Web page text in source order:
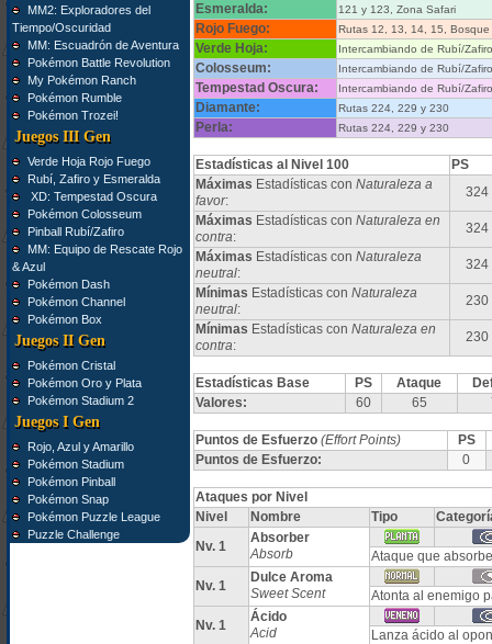
MM2: Exploradores del
Tiempo/Oscuridad
MM: Escuadrón de Aventura
Pokémon Battle Revolution
My Pokémon Ranch
Pokémon Rumble
Pokémon Trozei!
Juegos III Gen
Verde Hoja Rojo Fuego
Rubí, Zafiro y Esmeralda
XD: Tempestad Oscura
Pokémon Colosseum
Pinball Rubí/Zafiro
MM: Equipo de Rescate Rojo
& Azul
Pokémon Dash
Pokémon Channel
Pokémon Box
Juegos II Gen
Pokémon Cristal
Pokémon Oro y Plata
Pokémon Stadium 2
Juegos I Gen
Rojo, Azul y Amarillo
Pokémon Stadium
Pokémon Pinball
Pokémon Snap
Pokémon Puzzle League
Puzzle Challenge
Esmeralda: 121 y 123, Zona Safari
Rojo Fuego: Rutas 12, 13, 14, 15,
Verde Hoja: Intercambiando de Rubí/
Colosseum: Intercambiando de Rubí/
Tempestad Oscura: Intercambiando de Rubí/
Diamante: Rutas 224, 229 y 230
Perla: Rutas 224, 229 y 230
Estadísticas al Nivel 100
PS
Máximas Estadísticas con Naturaleza a
favor:
324
Máximas Estadísticas con Naturaleza en
contra:
324
Máximas Estadísticas con Naturaleza
neutral:
324
Mínimas Estadísticas con Naturaleza
neutral:
230
Mínimas Estadísticas con Naturaleza en
contra:
230
Estadísticas Base PS Ataque
Valores:
60 65
Puntos de Esfuerzo (Effort Points)
PS
Puntos de Esfuerzo:
0
Ataques por Nivel
Nivel
Nombre Tipo
Nv. 1
Absorber
Absorb
Ataque que
Nv. 1
Dulce Aroma
Sweet Scent
Atonta al enemigo
Nv. 1
Ácido
Acid
Lanza ácido al